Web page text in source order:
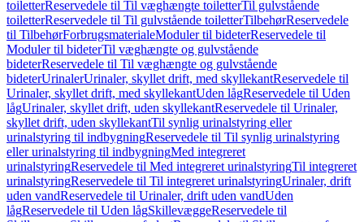
toiletterReservedele til Til væghængte toiletterTil gulvstående
toiletterReservedele til Til gulvstående toiletterTilbehørReservedele
til TilbehørForbrugsmaterialeModuler til bideterReservedele til
Moduler til bideterTil væghængte og gulvstående
bideterReservedele til Til væghængte og gulvstående
bideterUrinalerUrinaler, skyllet drift, med skyllekantReservedele til
Urinaler, skyllet drift, med skyllekantUden lågReservedele til Uden
lågUrinaler, skyllet drift, uden skyllekantReservedele til Urinaler,
skyllet drift, uden skyllekantTil synlig urinalstyring eller
urinalstyring til indbygningReservedele til Til synlig urinalstyring
eller urinalstyring til indbygningMed integreret
urinalstyringReservedele til Med integreret urinalstyringTil integreret
urinalstyringReservedele til Til integreret urinalstyringUrinaler, drift
uden vandReservedele til Urinaler, drift uden vandUden
lågReservedele til Uden lågSkillevæggeReservedele til